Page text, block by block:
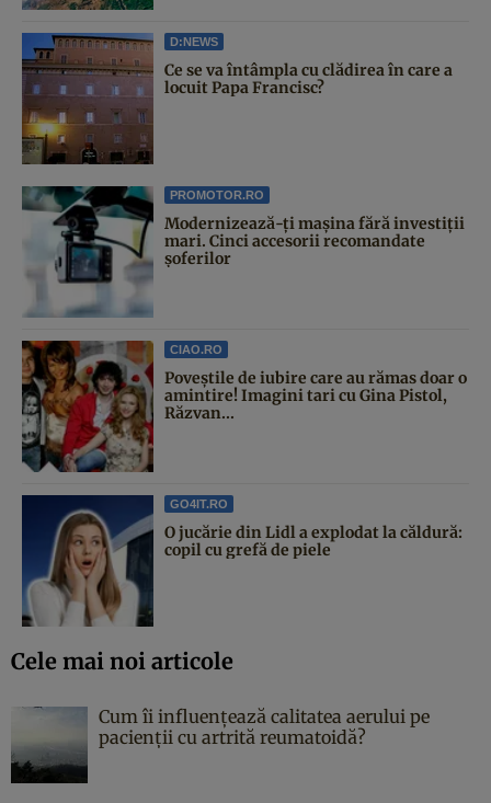
D:NEWS
Ce se va întâmpla cu clădirea în care a
locuit Papa Francisc?
PROMOTOR.RO
Modernizează-ți mașina fără investiții
mari. Cinci accesorii recomandate
șoferilor
CIAO.RO
Poveştile de iubire care au rămas doar o
amintire! Imagini tari cu Gina Pistol,
Răzvan...
GO4IT.RO
O jucărie din Lidl a explodat la căldură:
copil cu grefă de piele
Cele mai noi articole
Cum îi influențează calitatea aerului pe
pacienții cu artrită reumatoidă?